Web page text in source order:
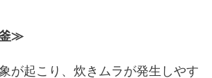
≫
が起こり、炊きムラが発生しやす